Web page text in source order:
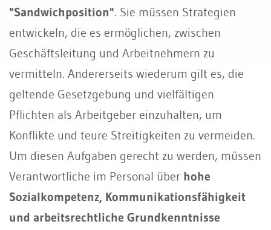
"Sandwichposition". Sie müssen Strategien
entwickeln, die es ermöglichen, zwischen
Geschäftsleitung und Arbeitnehmern zu
vermitteln. Andererseits wiederum gilt es, die
geltende Gesetzgebung und vielfältigen
Pflichten als Arbeitgeber einzuhalten, um
Konflikte und teure Streitigkeiten zu vermeiden.
Um diesen Aufgaben gerecht zu werden, müssen
Verantwortliche im Personal über hohe
Sozialkompetenz, Kommunikationsfähigkeit
und arbeitsrechtliche Grundkenntnisse